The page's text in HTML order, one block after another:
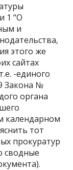
1 “О
и
этого же
сайтах
-единого
Закона №
органа
календарном
тот
прокуратур
сводные